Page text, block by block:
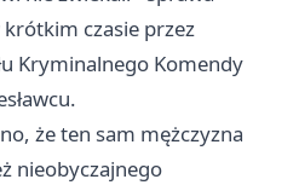
czasie przez
Kryminalnego Komendy
że ten sam mężczyzna
nieobyczajnego